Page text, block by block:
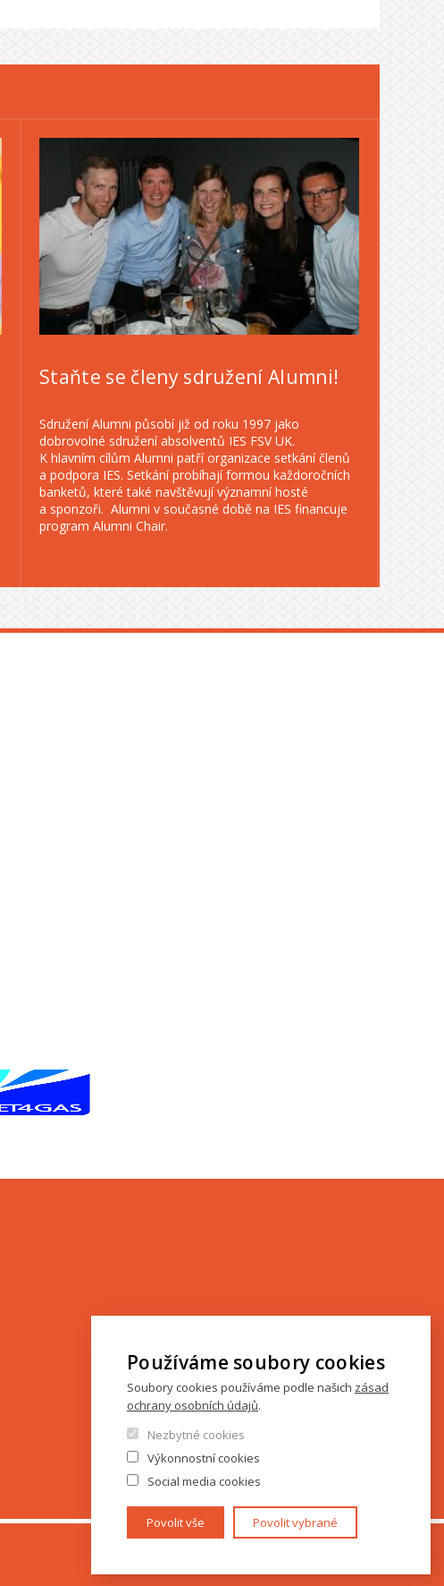
Staňte se členy sdružení Alumni!
Sdružení Alumni působí již od roku 1997 jako
dobrovolné sdružení absolventů IES FSV UK.
K hlavním cílům Alumni patří organizace setkání členů
a podpora IES. Setkání probíhají formou každoročních
banketů, které také navštěvují významní hosté
a sponzoři. Alumni v současné době na IES financuje
program Alumni Chair.
Používáme soubory cookies
Soubory cookies používáme podle našich zásad
ochrany osobních údajů.
Nezbytné cookies
Výkonnostní cookies
Social media cookies
Povolit vše Povolit vybrané